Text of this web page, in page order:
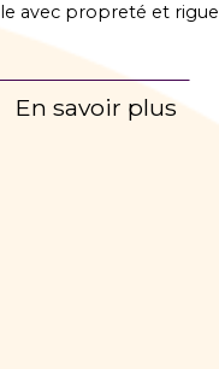
avec propreté et
En savoir plus